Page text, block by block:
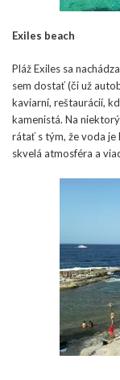
Exiles beach
Pláž Exiles sa
sem dostať (či už
kaviarní, reštaurácií,
kamenistá. Na
rátať s tým, že voda je
skvelá atmosféra a